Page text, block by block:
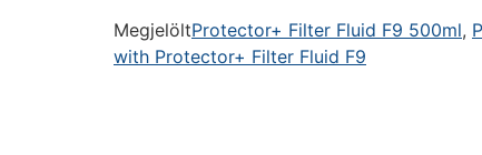
MegjelöltProtector+ Filter Fluid F9 500ml,
with Protector+ Filter Fluid F9